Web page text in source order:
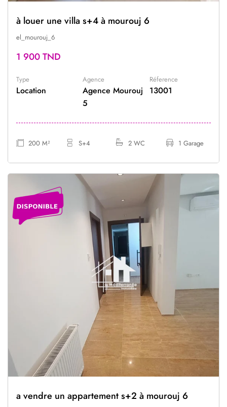
à louer une villa s+4 à mourouj 6
el_mourouj_6
1 900 TND
Type
Location
Agence
Agence Mourouj
5
Réference
13001
200 M² S+4 2 WC 1 Garage
a vendre un appartement s+2 à mourouj 6